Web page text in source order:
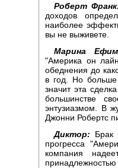
Роберт
доходов
наиболее
вы не выживете.
Марина
"Америка он
обеднения до
в год. Но больше
значит эта
большинстве
энтузиазмом. В
Джонни Робертс
Диктор: Брак
прогресса
компания